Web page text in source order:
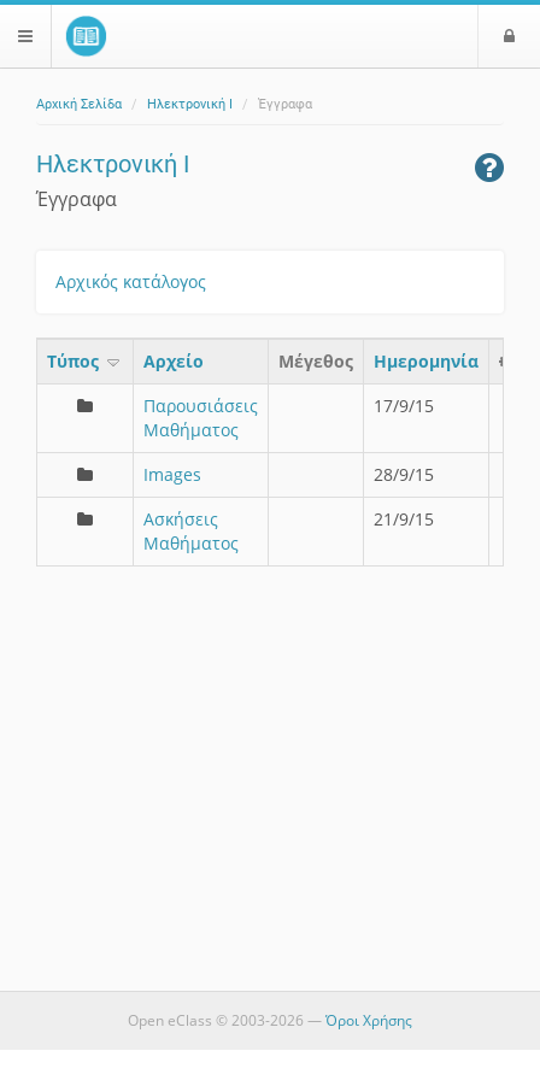
$langMenu
Αρχική Σελίδα Ηλεκτρονική Ι Έγγραφα
Ηλεκτρονική Ι
Έγγραφα
Αρχικός κατάλογος
Τύπος Aρχείο Μέγεθος
Ημερομηνία
Παρουσιάσεις
Μαθήματος
17/9/15
Images
28/9/15
Ασκήσεις
Μαθήματος
21/9/15
Open eClass © 2003-2026 —Όροι Χρήσης